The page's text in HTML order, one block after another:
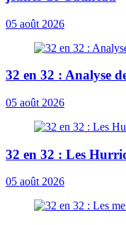
05 août 2026
32 en 32 : Analyse
05 août 2026
32 en 32 : Les
05 août 2026